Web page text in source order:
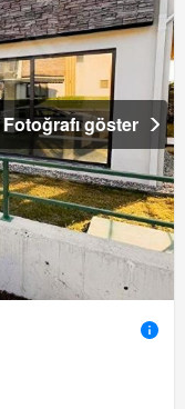
Fotoğrafı göster